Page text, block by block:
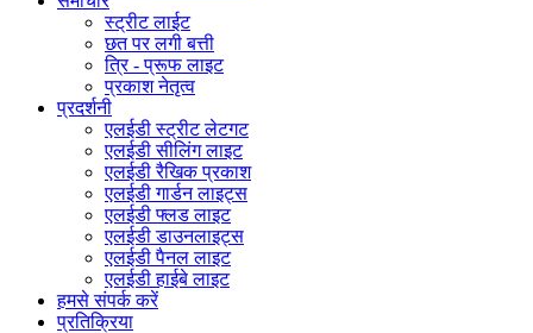
स्ट्रीट लाईट
छत पर लगी बत्ती
त्रि - प्रूफ लाइट
प्रकाश नेतृत्व
प्रदर्शनी
एलईडी स्ट्रीट लेटगट
एलईडी सीलिंग लाइट
एलईडी रैखिक प्रकाश
एलईडी गार्डन लाइट्स
एलईडी फ्लड लाइट
एलईडी डाउनलाइट्स
एलईडी पैनल लाइट
एलईडी हाईबे लाइट
हमसे संपर्क करें
प्रतिक्रिया